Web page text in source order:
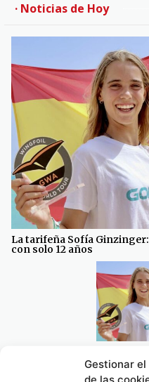
Gestionar
de las
· Noticias de Hoy
La tarifeña Sofía
con solo 12 años
freestyle con solo 12 años